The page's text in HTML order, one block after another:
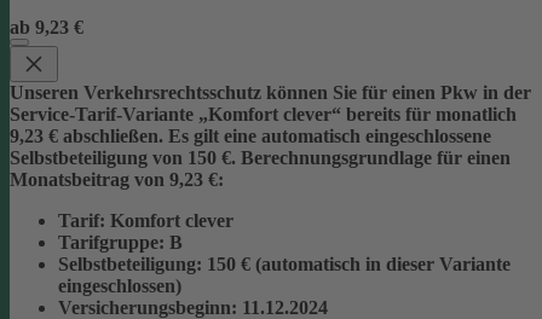
ab 9,23 €
Unseren Verkehrsrechtsschutz können Sie für einen Pkw in der
Service-Tarif-Variante „Komfort clever“ bereits für monatlich
9,23 € abschließen. Es gilt eine automatisch eingeschlossene
Selbstbeteiligung von 150 €. Berechnungsgrundlage für einen
Monatsbeitrag von 9,23 €:
Tarif: Komfort clever
Tarifgruppe: B
Selbstbeteiligung: 150 € (automatisch in dieser Variante
eingeschlossen)
Versicherungsbeginn: 11.12.2024